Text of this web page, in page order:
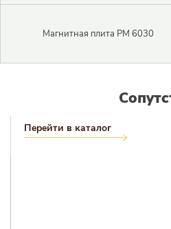
Магнитная плита PM 6030
Перейти в каталог